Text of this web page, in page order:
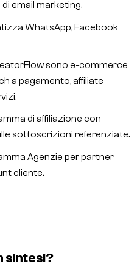
email marketing.
WhatsApp, Facebook
sono e-commerce
a pagamento, affiliate
di affiliazione con
sottoscrizioni referenziate.
Agenzie per partner
cliente.
sintesi?